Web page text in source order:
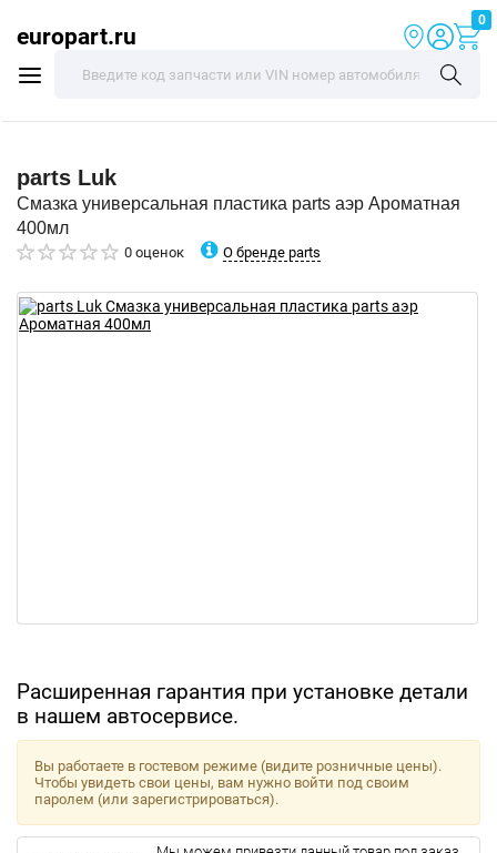
europart.ru
0
parts Luk
Смазка универсальная пластика parts аэр Ароматная
400мл
0 оценок О бренде parts
Расширенная гарантия при установке детали
в нашем автосервисе.
Вы работаете в гостевом режиме (видите розничные цены).
Чтобы увидеть свои цены, вам нужно войти под своим
паролем (или зарегистрироваться).